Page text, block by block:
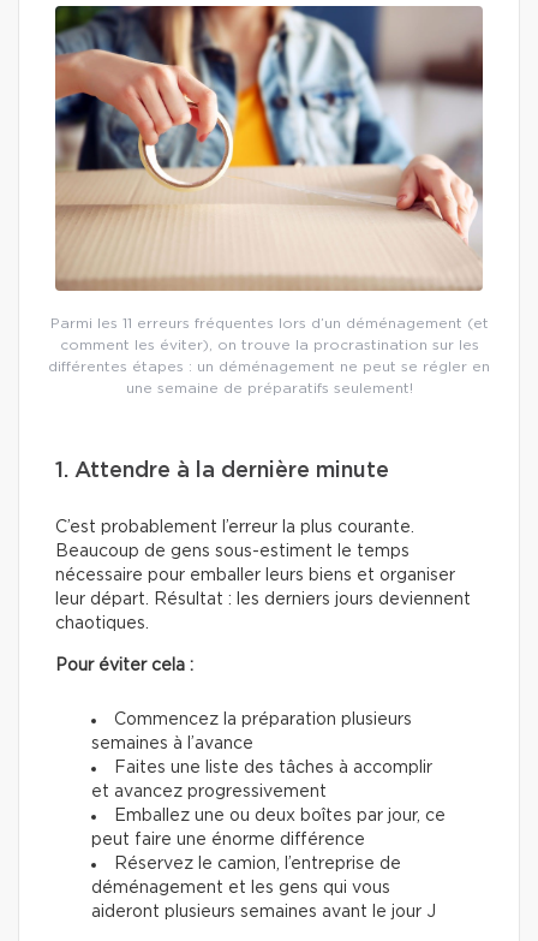
Parmi les 11 erreurs fréquentes lors d’un déménagement (et
comment les éviter), on trouve la procrastination sur les
différentes étapes : un déménagement ne peut se régler en
une semaine de préparatifs seulement!
1. Attendre à la dernière minute
C’est probablement l’erreur la plus courante.
Beaucoup de gens sous-estiment le temps
nécessaire pour emballer leurs biens et organiser
leur départ. Résultat : les derniers jours deviennent
chaotiques.
Pour éviter cela :
Commencez la préparation plusieurs
semaines à l’avance
Faites une liste des tâches à accomplir
et avancez progressivement
Emballez une ou deux boîtes par jour, ce
peut faire une énorme différence
Réservez le camion, l’entreprise de
déménagement et les gens qui vous
aideront plusieurs semaines avant le jour J